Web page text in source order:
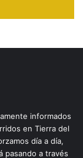
informados
en Tierra del
día a día,
pasando a través